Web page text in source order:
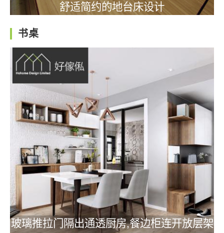
舒适简约的地台床设计
书桌
玻璃推拉门隔出通透厨房,餐边柜连开放层架